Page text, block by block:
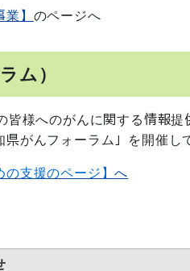
】 のページへ
ム）
様へのがんに関する情報
がんフォーラム」を開催し
の支援のページ】へ